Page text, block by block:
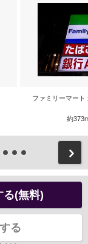
ファミリーマー
約
る(無料)
る